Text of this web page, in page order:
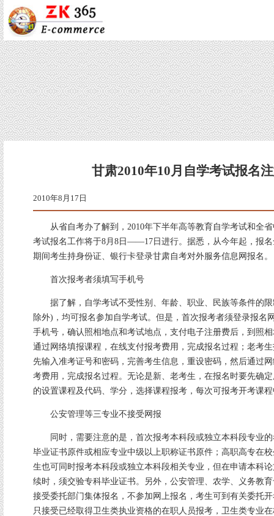
甘肃2010年10月自学考试报名
2010年8月17日
从省自考办了解到，2010年下半年高等教育自学考试和全省
考试报名工作将于8月8日——17日进行。据悉，从今年起，报
期间考生持身份证、银行卡登录甘肃自考对外服务信息网报名。
首次报考者须填写手机号
据了解，自学考试不受性别、年龄、职业、民族等条件的限
除外)，均可报名参加自学考试。但是，首次报考者须登录报名
手机号，确认照相地点和考试地点，支付电子注册费后，到照
通过网络填报课程，在线支付报考费用，完成报名过程；老考
先输入准考证号和密码，完善考生信息，重设密码，然后通过
考费用，完成报名过程。无论是新、老考生，在报名时要先确
的设置课程及代码、学分，选择课程报考，每次可报考开考课
公安管理等三专业不接受网报
同时，需要注意的是，首次报考本科段或独立本科段专业的
毕业证书原件或相应专业中级以上职称证书原件；高职高专在
生也可同时报考本科段或独立本科段相关专业，但在申请本科
续时，须交验专科毕业证书。另外，公安管理、农学、义务教
接受委托部门集体报名，不参加网上报名，考生可到有关委托
只接受已经取得卫生类执业资格的在职人员报考，卫生类专业